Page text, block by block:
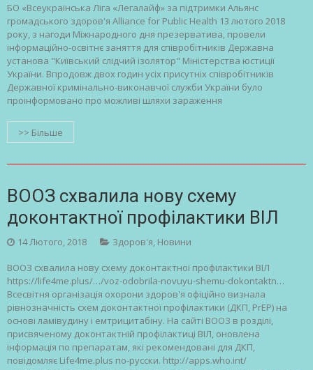
БО «Всеукраїнська Ліга «Легалайф» за підтримки Альянс
громадського здоров'я Alliance for Public Health 13 лютого 2018
року, з нагоди Міжнародного дня презерватива, провели
інформаційно-освітнє заняття для співробітників Державна
установа "Київський слідчий ізолятор" Міністерства юстиції
України. Впродовж двох годин усіх присутніх співробітників
Державної кримінально-виконавчої служби України було
проінформовано про можливі шляхи зараження
>> Більше
ВООЗ схвалила нову схему
доконтактної профілактики ВІЛ
14 Лютого, 2018 Здоров'я, Новини
ВООЗ схвалила нову схему доконтактної профілактики ВІЛ
https://life4me.plus/…/voz-odobrila-novuyu-shemu-dokontaktn…
Всесвітня організація охорони здоров'я офіційно визнала
рівнозначність схем доконтактної профілактики (ДКП, PrEP) на
основі ламівудину і емтрицитабіну. На сайті ВООЗ в розділі,
присвяченому доконтактній профілактиці ВІЛ, оновлена ​​
інформація по препаратам, які рекомендовані для ДКП,
повідомляє Life4me.plus по-русски. http://apps.who.int/